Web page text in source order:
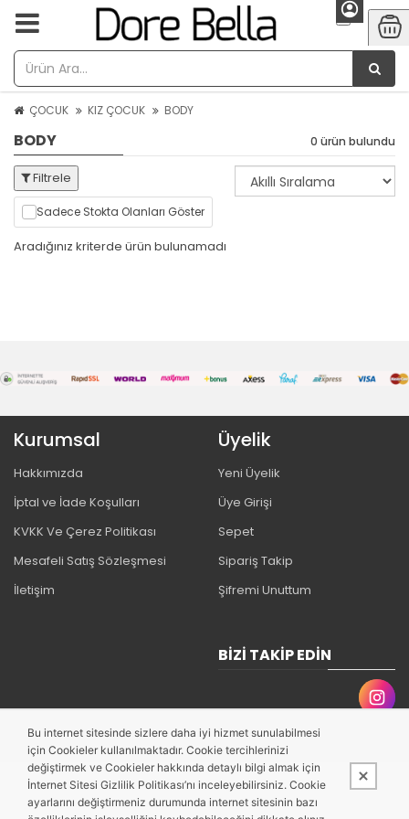
ÇOCUK KIZ ÇOCUK BODY
BODY 0 ürün bulundu
Filtrele
Sadece Stokta Olanları Göster
Aradığınız kriterde ürün bulunamadı
Kurumsal
Hakkımızda
İptal ve İade Koşulları
KVKK Ve Çerez Politikası
Mesafeli Satış Sözleşmesi
İletişim
Üyelik
Yeni Üyelik
Üye Girişi
Sepet
Sipariş Takip
Şifremi Unuttum
BIZI TAKIP EDIN
Bu internet sitesinde sizlere daha iyi hizmet sunulabilmesi
için Cookieler kullanılmaktadır. Cookie tercihlerinizi
değiştirmek ve Cookieler hakkında detaylı bilgi almak için
İnternet Sitesi Gizlilik Politikası’nı inceleyebilirsiniz. Cookie
ayarlarını değiştirmeniz durumunda internet sitesinin bazı